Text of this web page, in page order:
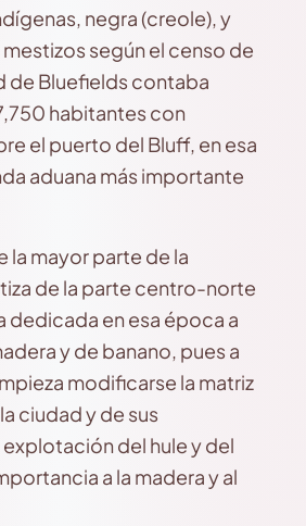
negra (creole), y
según el censo de
de Bluefields contaba
habitantes con
el puerto del Bluff, en esa
aduana más importante
la mayor parte de la
de la parte centro-norte
dedicada en esa época a
y de banano, pues a
modificarse la matriz
ciudad y de sus
del hule y del
a la madera y al